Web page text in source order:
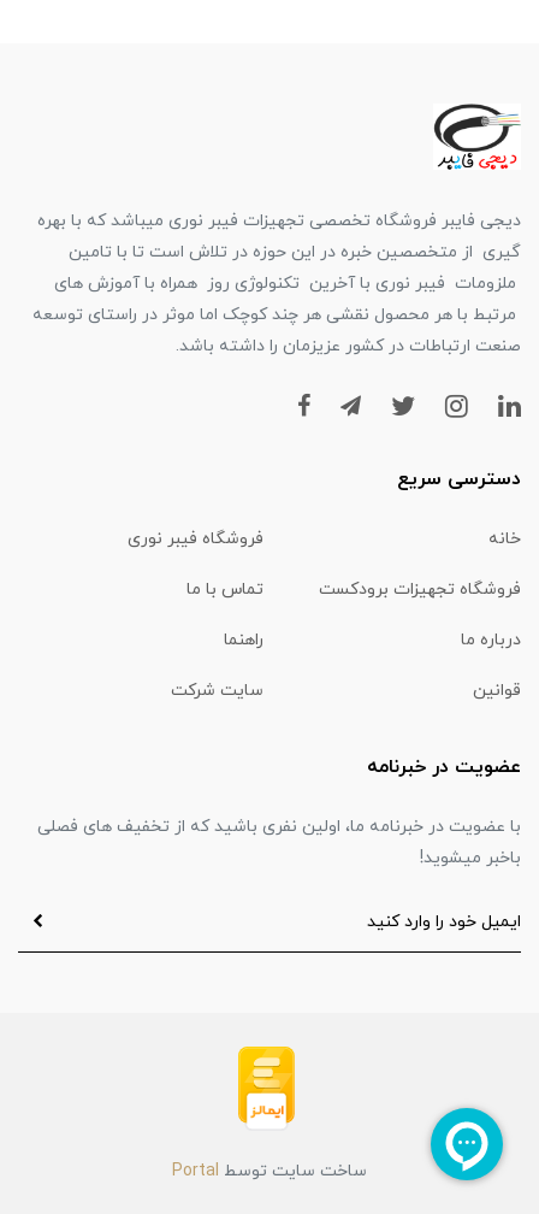
دیجی فایبر فروشگاه تخصصی تجهیزات فیبر نوری میباشد که با بهره
گیری از متخصصین خبره در این حوزه در تلاش است تا با تامین
ملزومات فیبر نوری با آخرین تکنولوژی روز همراه با آموزش های
مرتبط با هر محصول نقشی هر چند کوچک اما موثر در راستای توسعه
صنعت ارتباطات در کشور عزیزمان را داشته باشد.
دسترسی سریع
خانه فروشگاه فیبر نوری
فروشگاه تجهیزات برودکست تماس با ما
درباره ما راهنما
قوانین سایت شرکت
عضویت در خبرنامه
با عضویت در خبرنامه ما، اولین نفری باشید که از تخفیف های فصلی
باخبر میشوید!
ساخت سایت توسط Portal